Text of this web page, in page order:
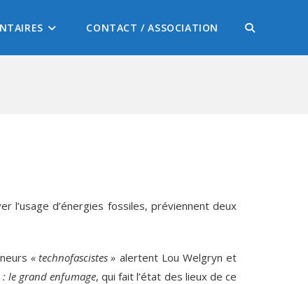
CONTACT / ASSOCIATION
l’usage d’énergies fossiles, préviennent deux
« technofascistes » alertent Lou Welgryn et
: le grand enfumage, qui fait l’état des lieux de ce